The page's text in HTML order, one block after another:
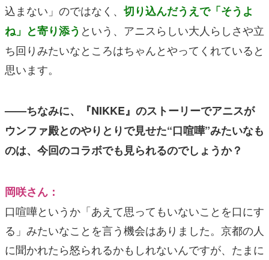
込まない」のではなく、 切り込んだうえで「そうよ
ね」と寄り添う という、アニスらしい大人らしさや立
ち回りみたいなところはちゃんとやってくれていると
思います。
——ちなみに、『NIKKE』のストーリーでアニスが
ウンファ殿とのやりとりで見せた“口喧嘩”みたいなも
のは、今回のコラボでも見られるのでしょうか？
岡咲さん：
口喧嘩というか「あえて思ってもいないことを口にす
る」みたいなことを言う機会はありました。京都の人
に聞かれたら怒られるかもしれないんですが、たまに